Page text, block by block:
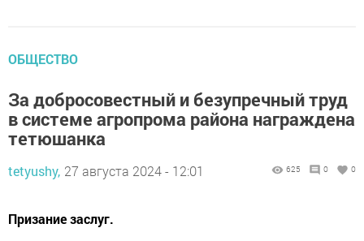
ОБЩЕСТВО
За добросовестный и безупречный труд
в системе агропрома района награждена
тетюшанка
tetyushy, 27 августа 2024 - 12:01 625 0 0
Призание заслуг.